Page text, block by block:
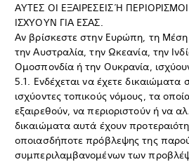
ΑΥΤΕΣ ΟΙ ΕΞΑΙΡΕΣΕΙΣ Ή
ΙΣΧΥΟΥΝ ΓΙΑ ΕΣΑΣ.
Αν βρίσκεστε στην Ευρώπη, τη
την Αυστραλία, την Ωκεανία, την
Ομοσπονδία ή την Ουκρανία,
5.1. Ενδέχεται να έχετε
ισχύοντες τοπικούς νόμους, τα
εξαιρεθούν, να περιοριστούν ή να
δικαιώματα αυτά έχουν
οποιασδήποτε πρόβλεψης της
συμπεριλαμβανομένων των